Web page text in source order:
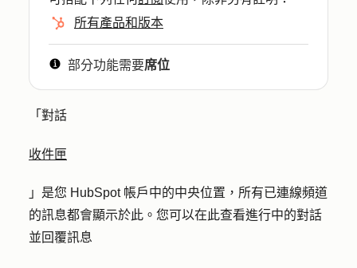
所有產品和版本
部分功能需要席位
「對話
收件匣
」是您 HubSpot 帳戶中的中央位置，所有已連線頻道
的訊息都會顯示於此。您可以在此查看進行中的對話
並回覆訊息